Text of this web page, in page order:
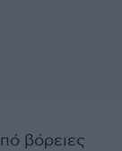
βόρειες